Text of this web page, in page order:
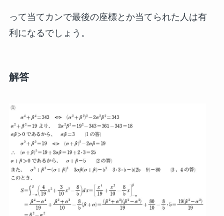
って当てカンで最後の座標とか当てられた人は有
利になるでしょう。
解答